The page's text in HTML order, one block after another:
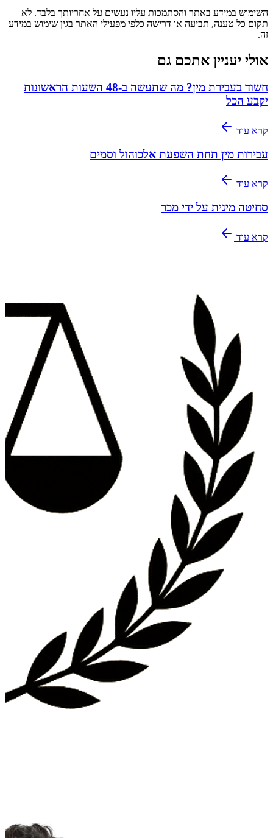
השימוש במידע באתר והסתמכות עליו נעשים על אחריותך בלבד. לא
תקום כל טענה, תביעה או דרישה כלפי מפעילי האתר בגין שימוש במידע
זה.
אולי יעניין אתכם גם
חשוד בעבירת מין? מה שתעשה ב-48 השעות הראשונות
יקבע הכל
קרא עוד
עבירות מין תחת השפעת אלכוהול וסמים
קרא עוד
סחיטה מינית על ידי מכר
קרא עוד